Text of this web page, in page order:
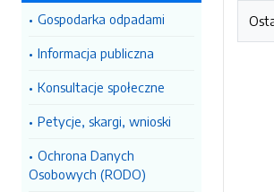
Gospodarka odpadami
Informacja publiczna
Konsultacje społeczne
Petycje, skargi, wnioski
Ochrona Danych
Osobowych (RODO)